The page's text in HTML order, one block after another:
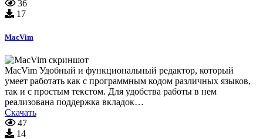
36
17
MacVim
MacVim Удобный и функциональный редактор, который
умеет работать как с программным кодом различных языков,
так и с простым текстом. Для удобства работы в нем
реализована поддержка вкладок…
Скачать
47
14